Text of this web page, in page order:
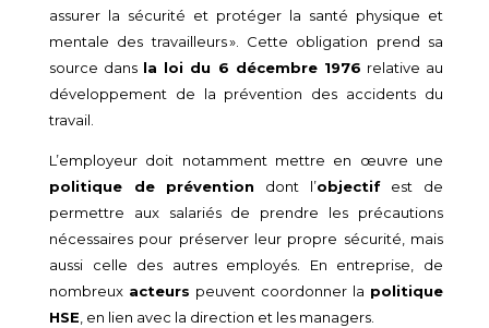
assurer la sécurité et protéger la santé physique et
mentale des travailleurs ». Cette obligation prend sa
source dans la loi du 6 décembre 1976 relative au
développement de la prévention des accidents du
travail.
L’employeur doit notamment mettre en œuvre une
politique de prévention dont l’objectifest de
permettre aux salariés de prendre les précautions
nécessaires pour préserver leur propre sécurité, mais
aussi celle des autres employés. En entreprise, de
nombreux acteurs peuvent coordonner la politique
HSE , en lien avec la direction et les managers.